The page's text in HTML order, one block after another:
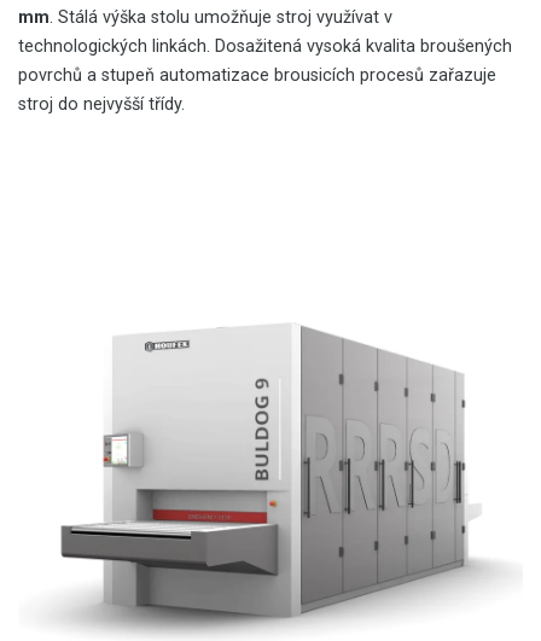
mm. Stálá výška stolu umožňuje stroj využívat v
technologických linkách. Dosažitená vysoká kvalita broušených
povrchů a stupeň automatizace brousicích procesů zařazuje
stroj do nejvyšší třídy.